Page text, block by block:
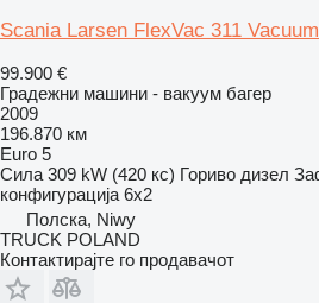
Scania Larsen FlexVac 311
99.900 €
Градежни машини - вакуум багер
2009
196.870 км
Euro 5
Сила 309 kW (420 кс) Гориво дизел
конфигурација 6x2
Полска, Niwy
TRUCK POLAND
Контактирајте го продавачот